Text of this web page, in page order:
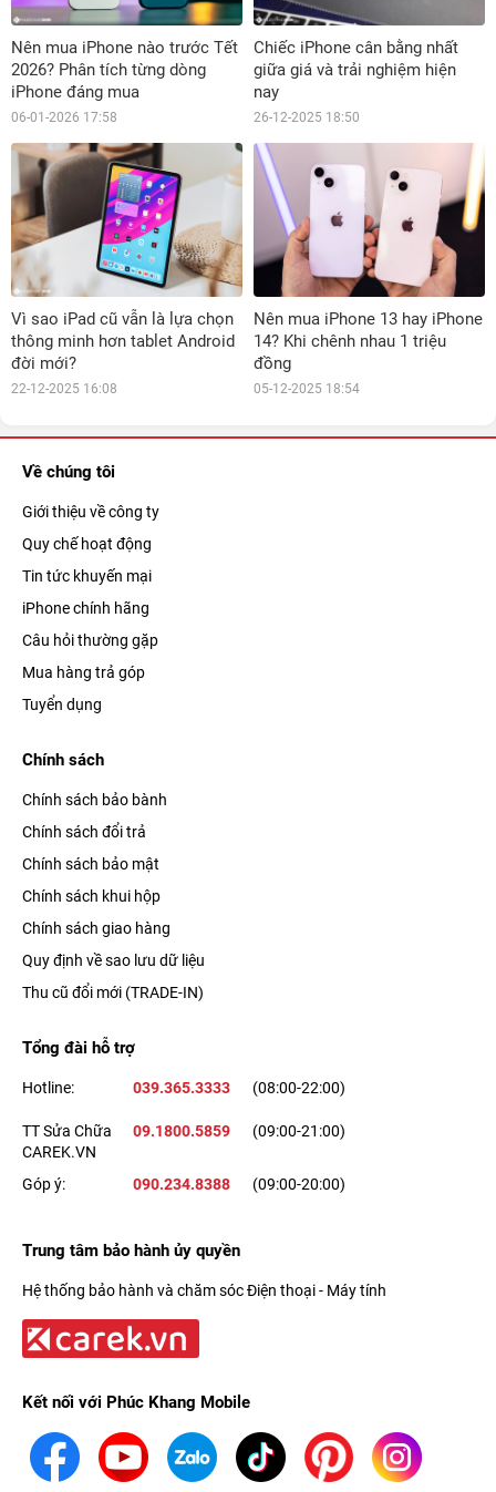
Nên mua iPhone nào trước Tết
2026? Phân tích từng dòng
iPhone đáng mua
06-01-2026 17:58
Chiếc iPhone cân bằng nhất
giữa giá và trải nghiệm hiện
nay
26-12-2025 18:50
Vì sao iPad cũ vẫn là lựa chọn
thông minh hơn tablet Android
đời mới?
22-12-2025 16:08
Nên mua iPhone 13 hay iPhone
14? Khi chênh nhau 1 triệu
đồng
05-12-2025 18:54
Về chúng tôi
Giới thiệu về công ty
Quy chế hoạt động
Tin tức khuyến mại
iPhone chính hãng
Câu hỏi thường gặp
Mua hàng trả góp
Tuyển dụng
Chính sách
Chính sách bảo bành
Chính sách đổi trả
Chính sách bảo mật
Chính sách khui hộp
Chính sách giao hàng
Quy định về sao lưu dữ liệu
Thu cũ đổi mới (TRADE-IN)
Tổng đài hỗ trợ
Hotline: 039.365.3333 (08:00-22:00)
TT Sửa Chữa
CAREK.VN
09.1800.5859 (09:00-21:00)
Góp ý: 090.234.8388 (09:00-20:00)
Trung tâm bảo hành ủy quyền
Hệ thống bảo hành và chăm sóc Điện thoại - Máy tính
Kết nối với Phúc Khang Mobile